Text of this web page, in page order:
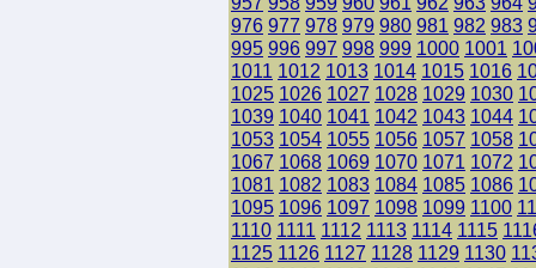
976 977 978 979 980 981 982 983
995 996 997 998 999 1000 1001
1011 1012 1013 1014 1015 1016
1025 1026 1027 1028 1029 1030
1039 1040 1041 1042 1043 1044
1053 1054 1055 1056 1057 1058
1067 1068 1069 1070 1071 1072
1081 1082 1083 1084 1085 1086
1095 1096 1097 1098 1099 1100
1110 1111 1112 1113 1114 1115
1125 1126 1127 1128 1129 1130